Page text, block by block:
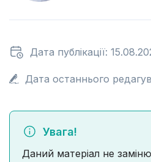
Дата публікації:
Дата останнього
Увага!
Даний матеріал не